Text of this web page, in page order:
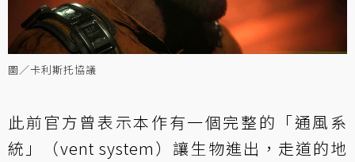
圖／卡利斯托協議
此前官方曾表示本作有一個完整的「通風系
統」（vent system）讓生物進出，走道的地